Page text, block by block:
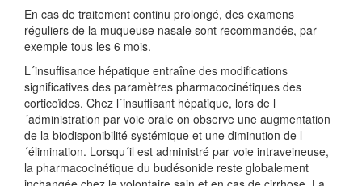
En cas de traitement continu prolongé, des examens
réguliers de la muqueuse nasale sont recommandés, par
exemple tous les 6 mois.
L´insuffisance hépatique entraîne des modifications
significatives des paramètres pharmacocinétiques des
corticoïdes. Chez l´insuffisant hépatique, lors de l
´administration par voie orale on observe une augmentation
de la biodisponibilité systémique et une diminution de l
´élimination. Lorsqu´il est administré par voie intraveineuse,
la pharmacocinétique du budésonide reste globalement